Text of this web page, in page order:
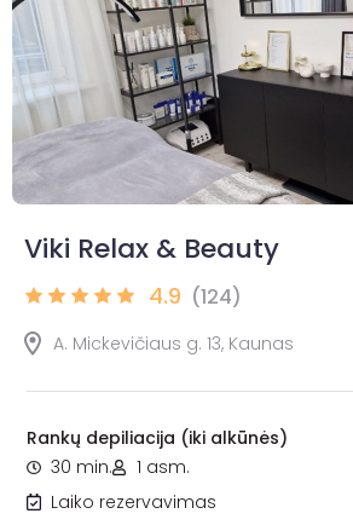
Viki Relax & Beauty
4.9 (124)
A. Mickevičiaus g. 13, Kaunas
Rankų depiliacija (iki alkūnės)
30 min.
1 asm.
Laiko rezervavimas